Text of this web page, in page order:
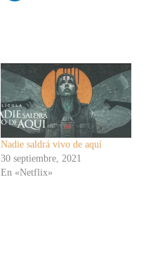
Nadie saldrá vivo de aquí
30 septiembre, 2021
En «Netflix»